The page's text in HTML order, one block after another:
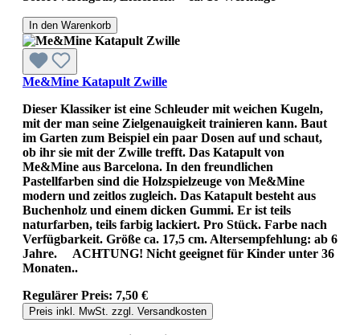
In den Warenkorb
Me&Mine Katapult Zwille
Dieser Klassiker ist eine Schleuder mit weichen Kugeln,
mit der man seine Zielgenauigkeit trainieren kann. Baut
im Garten zum Beispiel ein paar Dosen auf und schaut,
ob ihr sie mit der Zwille trefft. Das Katapult von
Me&Mine aus Barcelona. In den freundlichen
Pastellfarben sind die Holzspielzeuge von Me&Mine
modern und zeitlos zugleich. Das Katapult besteht aus
Buchenholz und einem dicken Gummi. Er ist teils
naturfarben, teils farbig lackiert. Pro Stück. Farbe nach
Verfügbarkeit. Größe ca. 17,5 cm. Altersempfehlung: ab 6
Jahre. ACHTUNG! Nicht geeignet für Kinder unter 36
Monaten..
Regulärer Preis: 7,50 €
Preis inkl. MwSt. zzgl. Versandkosten